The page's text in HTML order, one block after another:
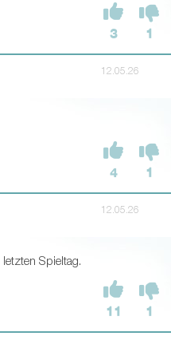
3 1
12.05.26
4 1
12.05.26
Spieltag.
11 1